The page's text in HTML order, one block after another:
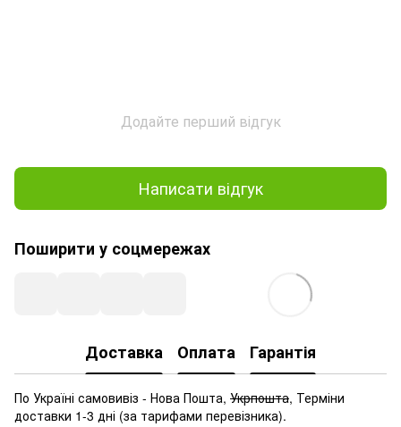
Додайте перший відгук
Написати відгук
Поширити у соцмережах
Доставка Оплата Гарантія
По Україні самовивіз - Нова Пошта, Укрпошта, Терміни
доставки 1-3 дні (за тарифами перевізника).